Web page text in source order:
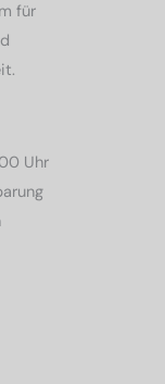
für
Uhr